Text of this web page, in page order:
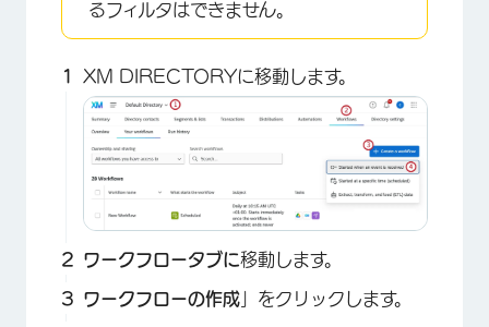
るフィルタはできません。
XM DIRECTORYに移動します。
ワークフロータブに移動します。
ワークフローの作成 」をクリックします。